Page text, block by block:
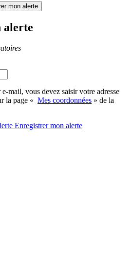
mon alerte
alerte
mail, vous devez saisir votre adresse
la page « Mes coordonnées » de la
Enregistrermon alerte